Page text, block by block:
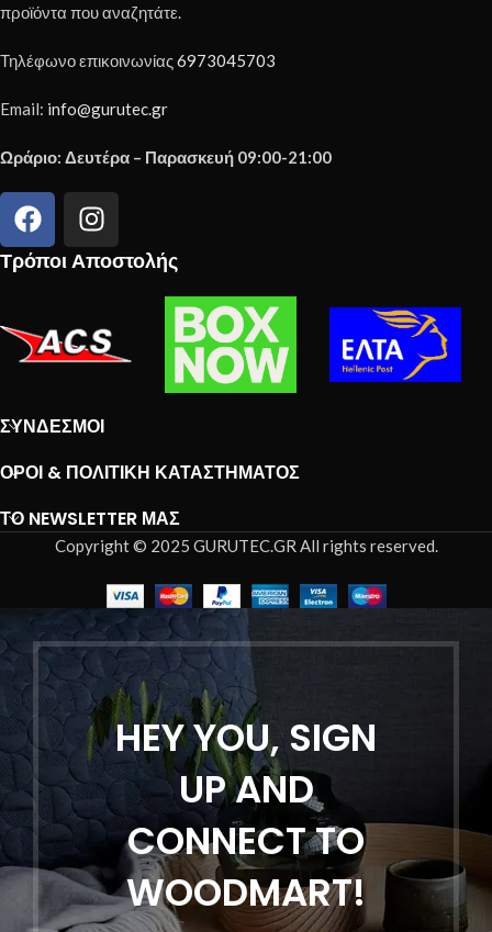
προϊόντα που αναζητάτε.
Τηλέφωνο επικοινωνίας6973045703
Email: info@gurutec.gr
Ωράριο: Δευτέρα – Παρασκευή 09:00-21:00
Τρόποι Αποστολής
ΣΎΝΔΕΣΜΟΙ
ΌΡΟΙ & ΠΟΛΙΤΙΚΉ ΚΑΤΑΣΤΉΜΑΤΟΣ
ΤΟ NEWSLETTER ΜΑΣ
Copyright © 2025 GURUTEC.GR All rights reserved.
HEY YOU, SIGN
UP AND
CONNECT TO
WOODMART!